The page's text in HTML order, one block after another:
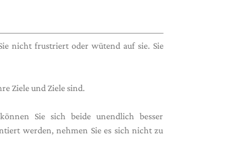
nicht frustriert oder wütend auf sie. Sie
Ziele und Ziele sind.
Sie sich beide unendlich besser
werden, nehmen Sie es sich nicht zu